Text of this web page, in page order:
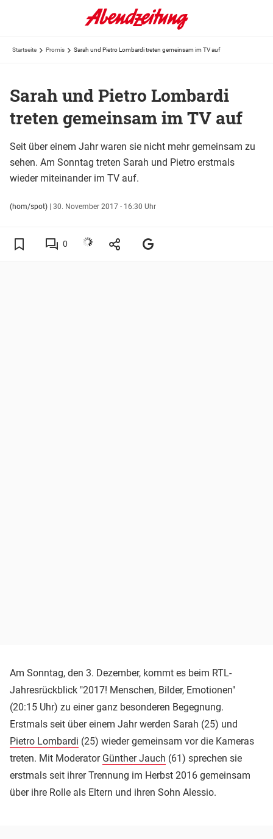
Startseite Promis Sarah und Pietro Lombardi treten gemeinsam im TV auf
Sarah und Pietro Lombardi
treten gemeinsam im TV auf
Seit über einem Jahr waren sie nicht mehr gemeinsam zu
sehen. Am Sonntag treten Sarah und Pietro erstmals
wieder miteinander im TV auf.
(hom/spot) | 30. November 2017 - 16:30 Uhr
0
Am Sonntag, den 3. Dezember, kommt es beim RTL-
Jahresrückblick "2017! Menschen, Bilder, Emotionen"
(20:15 Uhr) zu einer ganz besonderen Begegnung.
Erstmals seit über einem Jahr werden Sarah (25) und
Pietro Lombardi (25) wieder gemeinsam vor die Kameras
treten. Mit Moderator Günther Jauch (61) sprechen sie
erstmals seit ihrer Trennung im Herbst 2016 gemeinsam
über ihre Rolle als Eltern und ihren Sohn Alessio.